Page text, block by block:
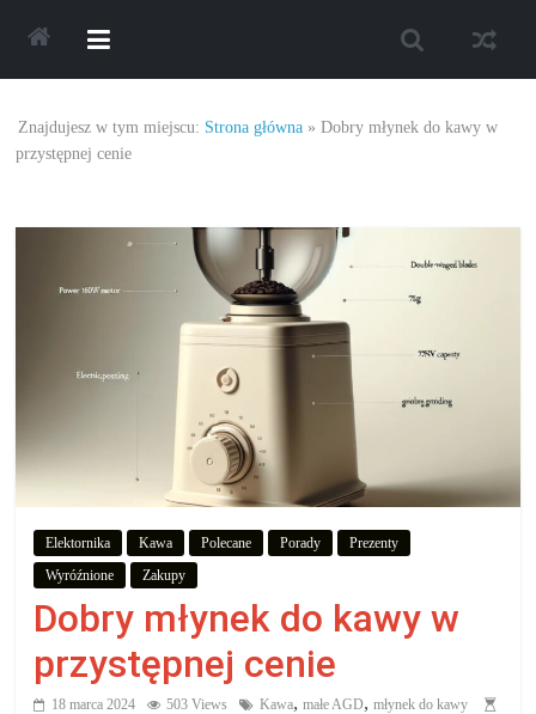
content
Najlepsze
oferty
oraz
promocje.
Porady
dotyczące
zakupów,
aby
wiedzieć,
Znajdujesz w tym miejscu: Strona główna »Dobry młynek do kawy w
przystępnej cenie
Elektornika Kawa Polecane Porady
Prezenty
Wyróźnione
Zakupy
Dobry młynek do kawy w
przystępnej cenie
18 marca 2024 503 Views Kawa,małe AGD,młynek do kawy